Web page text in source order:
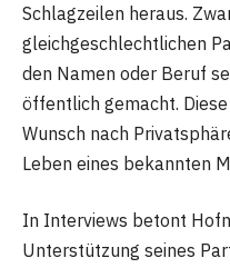
Schlagzeilen heraus.
gleichgeschlechtlichen
den Namen oder Beruf
öffentlich gemacht.
Wunsch nach
Leben eines bekannten
In Interviews betont
Unterstützung seines